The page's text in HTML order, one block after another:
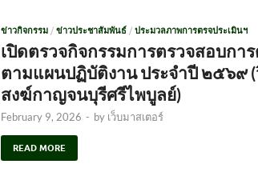
ข่าวกิจกรรม / ข่าวประชาสัมพันธ์ / ประมวลภาพการตรจประเมินฯ
เปิดตรวจกิจกรรมการตรวจสอบกา
ตามแผนปฏิบัติงาน ประจำปี ๒๕๖๙
สงฆ์กาญจนบุรีศรีไพบูลย์)
February 9, 2026 - by เว็บมาสเตอร์
READ MORE